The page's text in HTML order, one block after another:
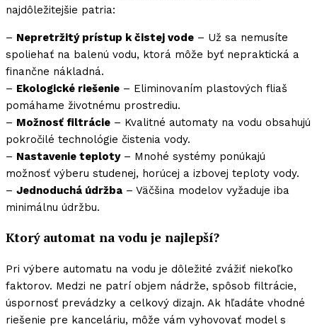
najdôležitejšie patria:
– Nepretržitý prístup k čistej vode – Už sa nemusíte
spoliehať na balenú vodu, ktorá môže byť nepraktická a
finančne nákladná.
– Ekologické riešenie – Eliminovaním plastových fliaš
pomáhame životnému prostrediu.
– Možnosť filtrácie – Kvalitné automaty na vodu obsahujú
pokročilé technológie čistenia vody.
– Nastavenie teploty– Mnohé systémy ponúkajú
možnosť výberu studenej, horúcej a izbovej teploty vody.
– Jednoduchá údržba – Väčšina modelov vyžaduje iba
minimálnu údržbu.
Ktorý automat na vodu je najlepší?
Pri výbere automatu na vodu je dôležité zvážiť niekoľko
faktorov. Medzi ne patrí objem nádrže, spôsob filtrácie,
úspornosť prevádzky a celkový dizajn. Ak hľadáte vhodné
riešenie pre kanceláriu, môže vám vyhovovať model s